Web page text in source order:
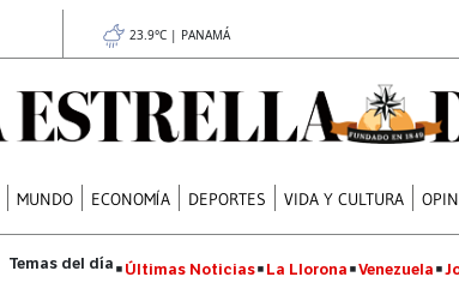
23.9°C | PANAMÁ
MUNDO ECONOMÍA DEPORTES VIDA Y CULTURA
Últimas Noticias La Llorona Venezuela